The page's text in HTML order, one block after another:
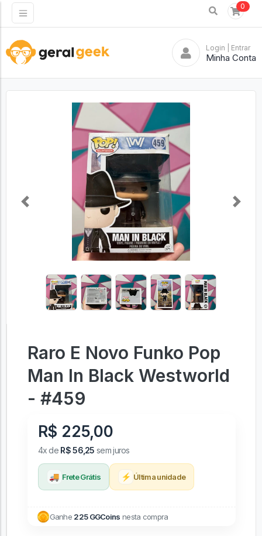
0
Login | Entrar
Minha Conta
Previous Next
Raro E Novo Funko Pop
Man In Black Westworld
- #459
R$ 225,00
4x de R$ 56,25 sem juros
🚚 Frete Grátis ⚡ Última unidade
Ganhe 225 GGCoins nesta compra